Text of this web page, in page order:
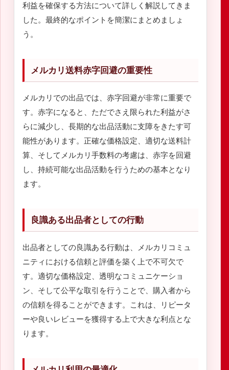
利益を確保する方法について詳しく解説してきま
した。最終的なポイントを簡潔にまとめましょ
う。
メルカリ送料赤字回避の重要性
メルカリでの出品では、赤字回避が非常に重要で
す。赤字になると、ただでさえ限られた利益がさ
らに減少し、長期的な出品活動に支障をきたす可
能性があります。正確な価格設定、適切な送料計
算、そしてメルカリ手数料の考慮は、赤字を回避
し、持続可能な出品活動を行うための基本となり
ます。
良識ある出品者としての行動
出品者としての良識ある行動は、メルカリコミュ
ニティにおける信頼と評価を築く上で不可欠で
す。適切な価格設定、透明なコミュニケーショ
ン、そして公平な取引を行うことで、購入者から
の信頼を得ることができます。これは、リピータ
ーや良いレビューを獲得する上で大きな利点とな
ります。